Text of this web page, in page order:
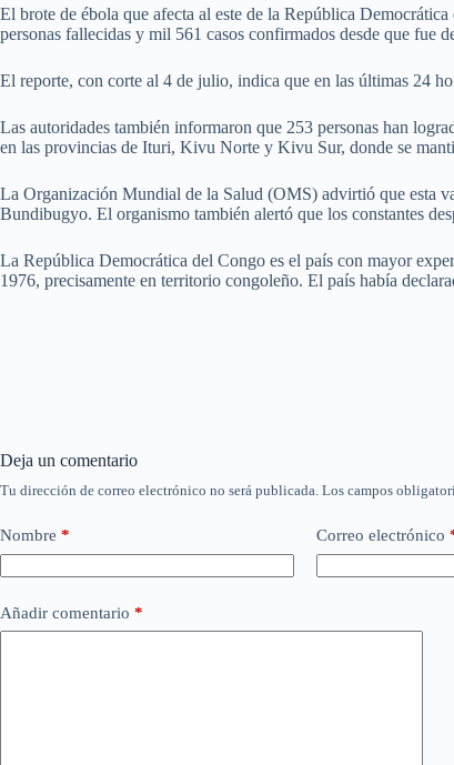
El brote de ébola que afecta al este de la República
personas fallecidas y mil 561 casos confirmados desde que fue
El reporte, con corte al 4 de julio, indica que en las últimas 24
Las autoridades también informaron que 253 personas han
en las provincias de Ituri, Kivu Norte y Kivu Sur, donde se
La Organización Mundial de la Salud (OMS) advirtió que esta
Bundibugyo. El organismo también alertó que los constantes
La República Democrática del Congo es el país con mayor
1976, precisamente en territorio congoleño. El país había
Deja un comentario
Tu dirección de correo electrónico no será publicada. Los campos
Nombre * Correo electrónico
Añadir comentario *